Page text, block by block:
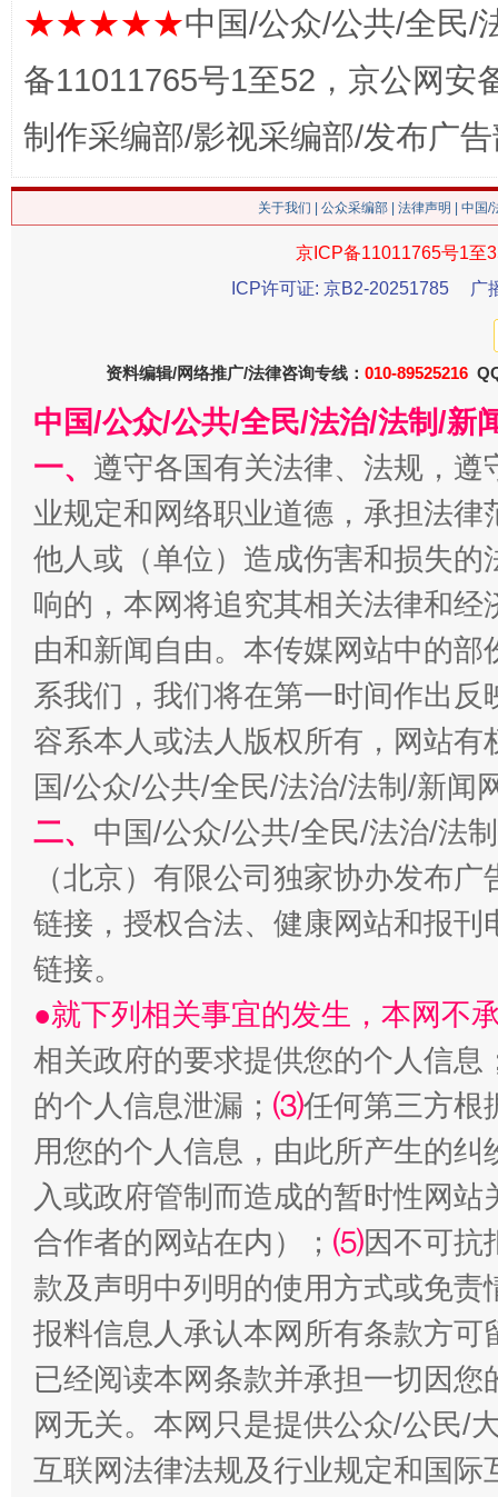
网上购药对药下症？
这是一记警钟！ 谢
在谋一域中谋全局
今
“刷贴”乱象丛生
生
★★★★★中国/公众/公共/全民/
备11011765号1至52，京公网安
制作采编部/影视采编部/发布广
关于我们 公众采编部 法律声明 | 中国
京ICP备11011765号1至
ICP许可证: 京B2-20251785
广
资料编辑/网络推广/法律咨询专线： 010-89525216
中国/公众/公共/全民/法治/法制/新
一、 遵守各国有关法律、法规，
业规定和网络职业道德，承担法
他人或（单位）造成伤害和损失
响的，本网将追究其相关法律和
由和新闻自由。本传媒网站中的
系我们，我们将在第一时间作出
容系本人或法人版权所有，网站
国/公众/公共/全民/法治/法制/新闻
二、 中国/公众/公共/全民/法治/法
（北京）有限公司独家协办发布
链接，授权合法、健康网站和报
链接。
●就下列相关事宜的发生，本网不
相关政府的要求提供您的个人信息
的个人信息泄漏； ⑶任何第三方根
用您的个人信息，由此所产生的纠
入或政府管制而造成的暂时性网
合作者的网站在内）； ⑸因不可抗
款及声明中列明的使用方式或免责
报料信息人承认本网所有条款方
已经阅读本网条款并承担一切因
网无关。本网只是提供公众/公民/
互联网法律法规及行业规定和国